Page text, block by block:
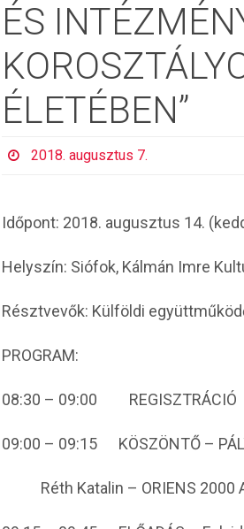
ÉS
ÉLETÉBEN”
2018. augusztus 7.
Időpont: 2018. augusztus 14.
Helyszín: Siófok, Kálmán Imre
Résztvevők: Külföldi
PROGRAM:
08:30 – 09:00 REGISZTRÁCIÓ
09:00 – 09:15 KÖSZÖNTŐ –
Réth Katalin – ORIENS 2000